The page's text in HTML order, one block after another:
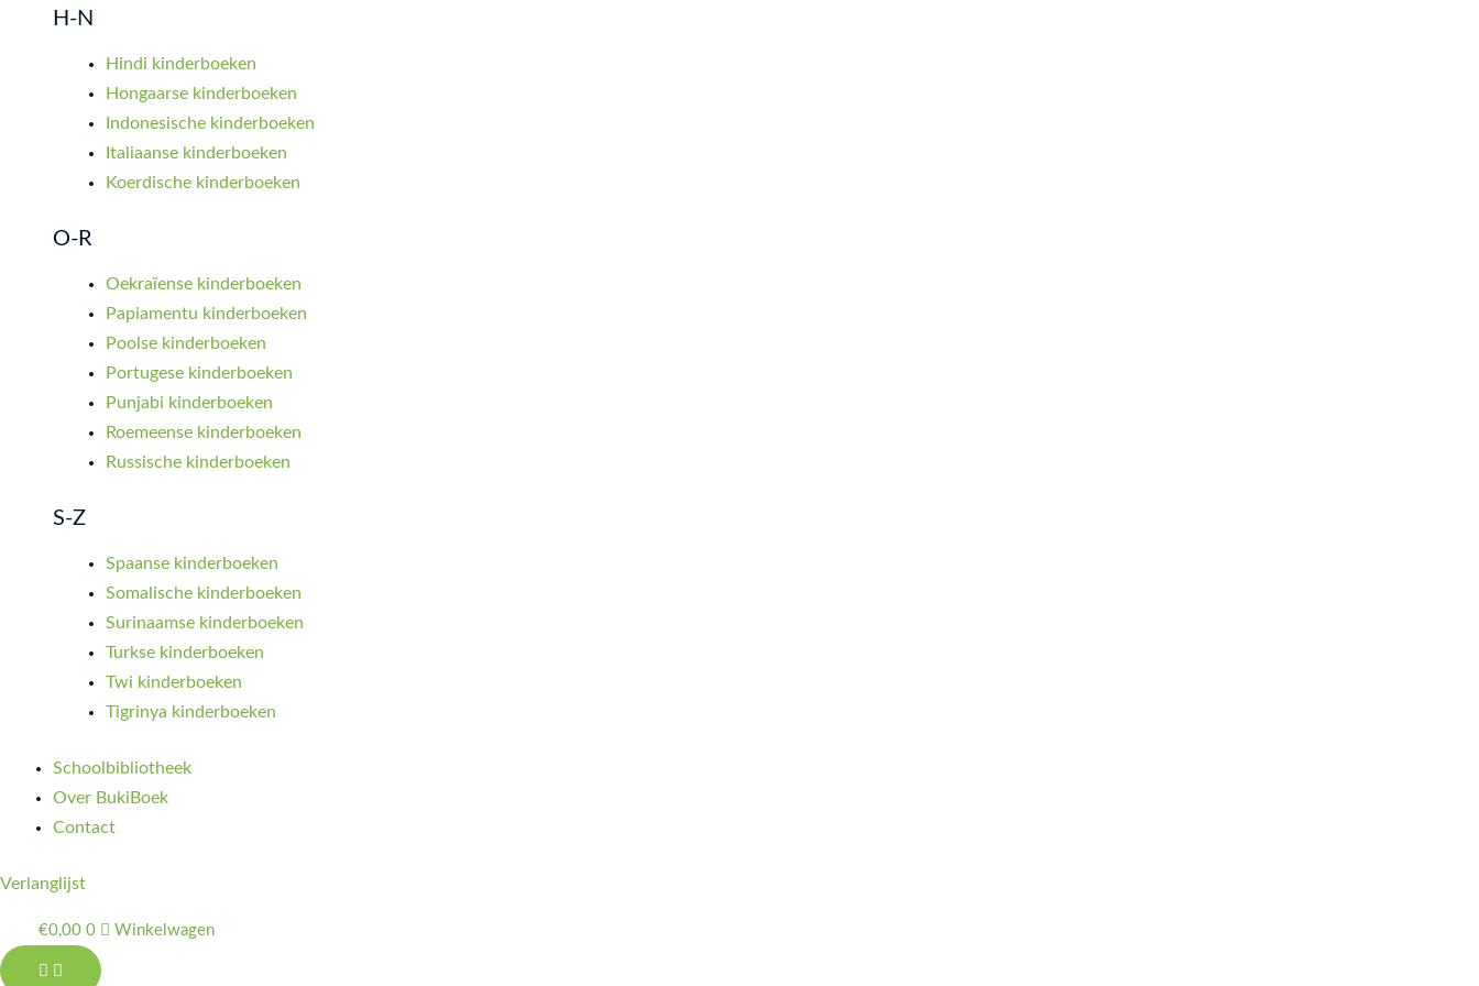
H-N
Hindi kinderboeken
Hongaarse kinderboeken
Indonesische kinderboeken
Italiaanse kinderboeken
Koerdische kinderboeken
O-R
Oekraïense kinderboeken
Papiamentu kinderboeken
Poolse kinderboeken
Portugese kinderboeken
Punjabi kinderboeken
Roemeense kinderboeken
Russische kinderboeken
S-Z
Spaanse kinderboeken
Somalische kinderboeken
Surinaamse kinderboeken
Turkse kinderboeken
Twi kinderboeken
Tigrinya kinderboeken
Schoolbibliotheek
Over BukiBoek
Contact
Verlanglijst
€0,00 0 Winkelwagen